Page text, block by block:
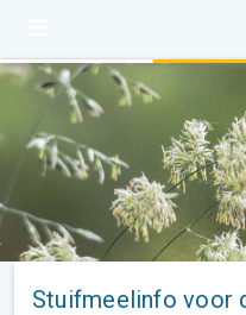
Stuifmeelinfo voor